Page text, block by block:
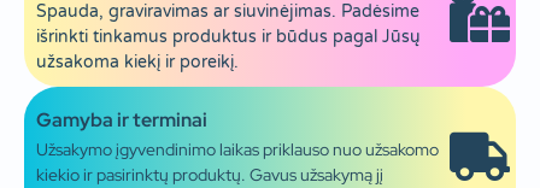
Spauda, graviravimas ar siuvinėjimas. Padėsime
išrinkti tinkamus produktus ir būdus pagal Jūsų
užsakoma kiekį ir poreikį.
Gamyba ir terminai
Užsakymo įgyvendinimo laikas priklauso nuo užsakomo
kiekio ir pasirinktų produktų. Gavus užsakymą jį